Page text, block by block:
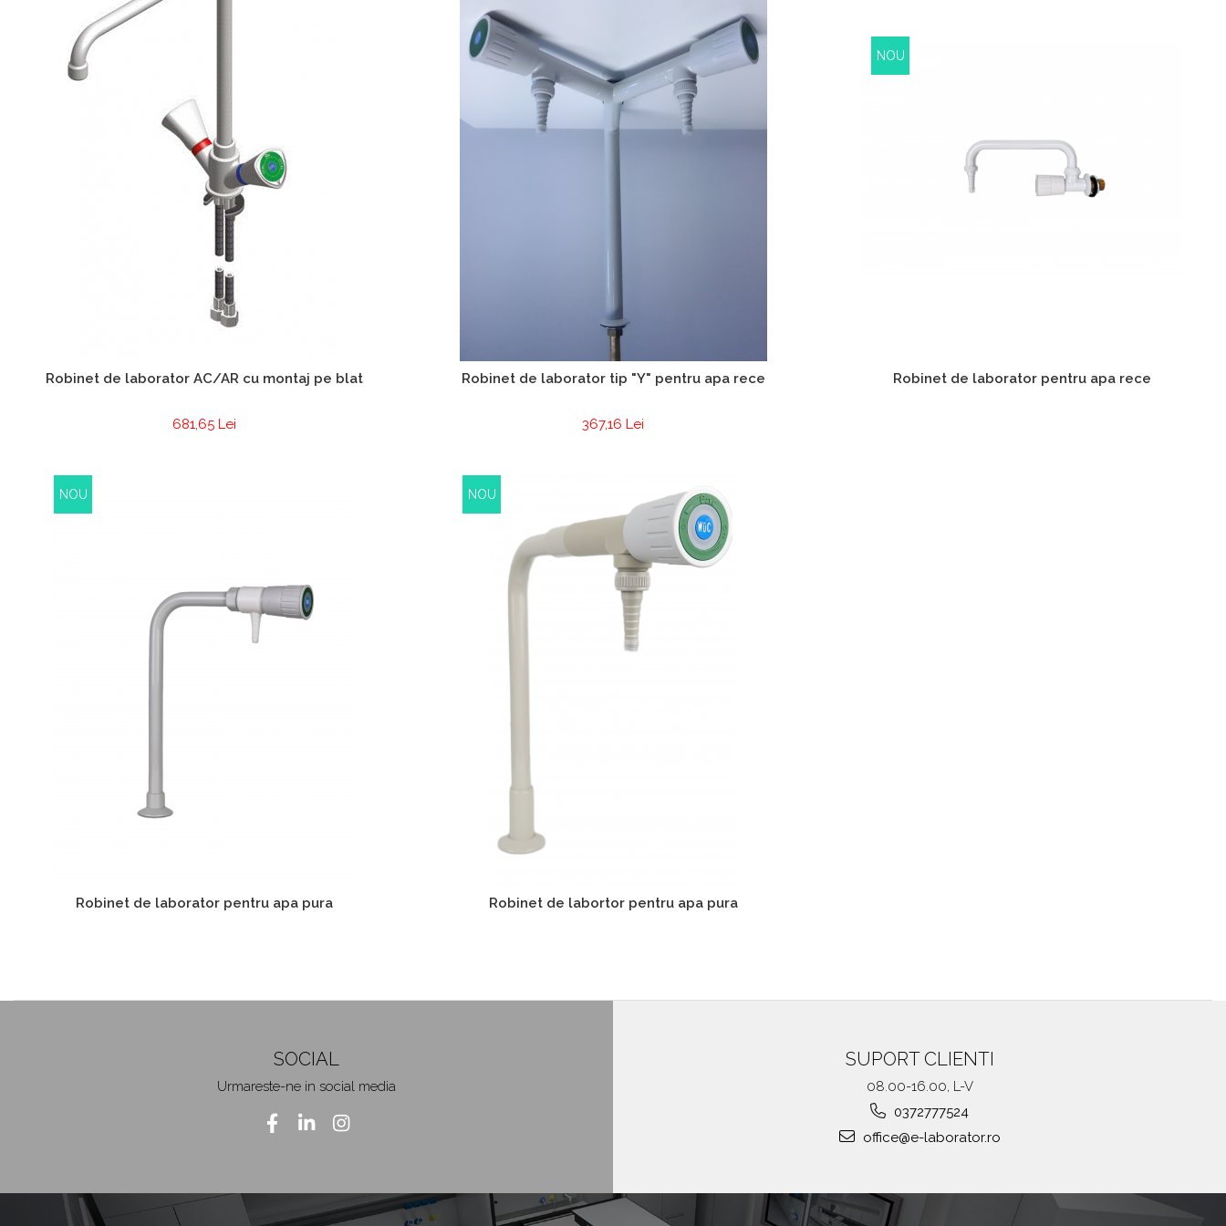
Mobilier medical
Uscatoare de sticlarie
Dulapuri De Laborator/Corpuri
Mobilier Pentru Autolaborator
Robinet de laborator AC/AR cu montaj pe blat
681,65 Lei
Robinet de laborator tip "Y" pentru apa rece
367,16 Lei
NOU
Robinet de laborator pentru apa rece
NOU
Robinet de laborator pentru apa pura
NOU
Robinet de labortor pentru apa pura
SOCIAL
Urmareste-ne in social media
SUPORT CLIENTI
08.00-16.00, L-V
0372777524
office@e-laborator.ro